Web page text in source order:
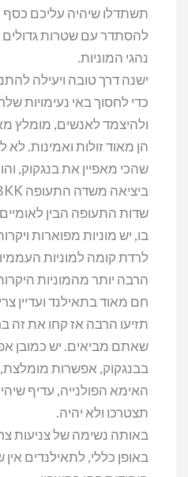
תשתדלו שיהיה עליכם כסף
להסתדר עם שטרות גדולים
נהגי המוניות.
ישנה דרך טובה ויעילה
כדי לחסוך באי נעימויות
ולהיצמד לאנשים, מומלץ
הן מאוד זולות ואמינות.
שהכי מאפיין את בנגקוק,
שדות התעופה הבין
בו, יש מוניות מפוארות
לרדת קומה למוניות
הרבה יותר מהמוניות
חם מאוד בתאילנד ועדיין
תזיעו הרבה אז קחו את זה
שאתם מביאים. יש כמובן
בבנגקוק, אפשרות
האימא הפולנייה, עדיף
תצטרכו ולא יהיה.
באותה נשימה של צניעות
באופן כללי, לתאילנדים